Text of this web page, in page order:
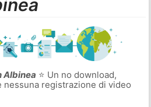
Albinea ⭐ Un no download,
nessuna registrazione di video